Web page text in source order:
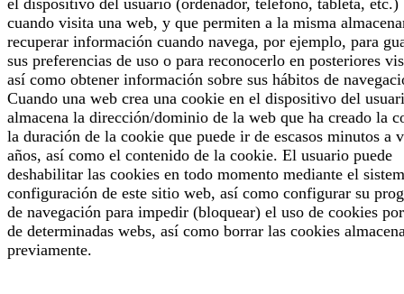
cuando visita una web, y que permiten a la misma
recuperar información cuando navega, por ejemplo, para
sus preferencias de uso o para reconocerlo en posteriores
así como obtener información sobre sus hábitos de
Cuando una web crea una cookie en el dispositivo del
almacena la dirección/dominio de la web que ha creado la
la duración de la cookie que puede ir de escasos minutos a
años, así como el contenido de la cookie. El usuario puede
deshabilitar las cookies en todo momento mediante el
configuración de este sitio web, así como configurar su
de navegación para impedir (bloquear) el uso de cookies
de determinadas webs, así como borrar las cookies
previamente.